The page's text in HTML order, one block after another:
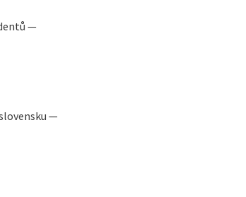
—
—